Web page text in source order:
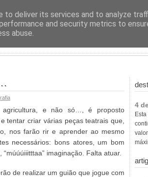
e não só…, é proposto
tentar criar várias peças teatrais que,
nos farão rir e aprender ao mesmo
necessários: bons atores, um bom
imaginação. Falta atuar.
de realizar um guião que jogue com
4
to deliver its services and to analyze
and security metrics to
abuse.